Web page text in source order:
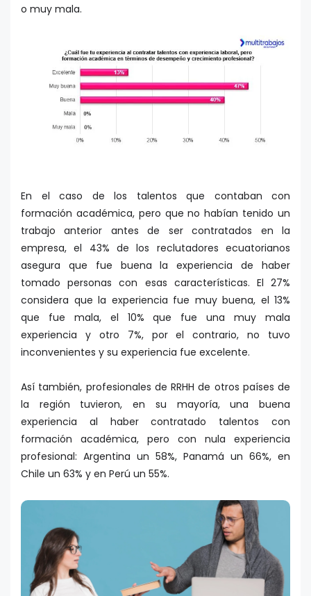
o muy mala.
En el caso de los talentos que contaban con
formación académica, pero que no habían tenido un
trabajo anterior antes de ser contratados en la
empresa, el 43% de los reclutadores ecuatorianos
asegura que fue buena la experiencia de haber
tomado personas con esas características. El 27%
considera que la experiencia fue muy buena, el 13%
que fue mala, el 10% que fue una muy mala
experiencia y otro 7%, por el contrario, no tuvo
inconvenientes y su experiencia fue excelente.
Así también, profesionales de RRHH de otros países de
la región tuvieron, en su mayoría, una buena
experiencia al haber contratado talentos con
formación académica, pero con nula experiencia
profesional: Argentina un 58%, Panamá un 66%, en
Chile un 63% y en Perú un 55%.